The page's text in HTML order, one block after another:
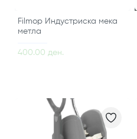
Filmop Индустриска мека
метла
400.00 ден.